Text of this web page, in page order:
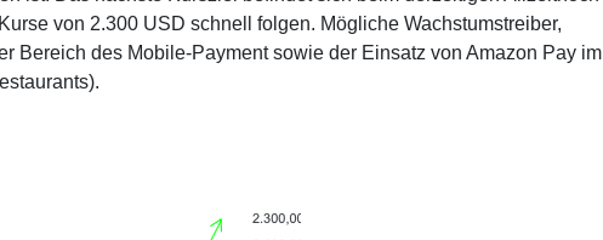
von 2.300 USD schnell folgen. Mögliche Wachstumstreiber,
Bereich des Mobile-Payment sowie der Einsatz von Amazon Pay im